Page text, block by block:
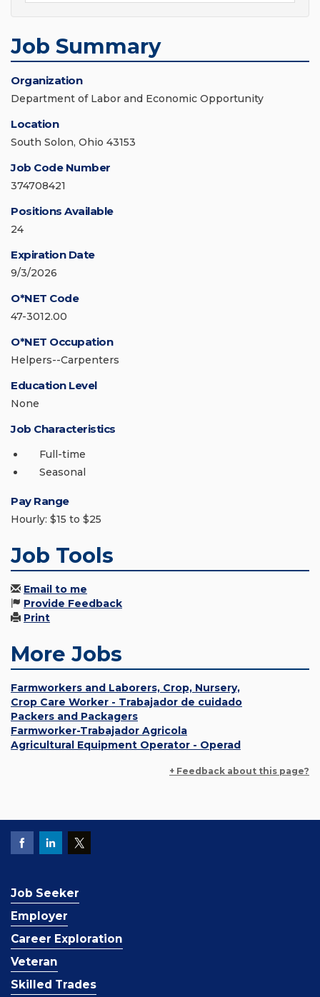
Job Summary
Organization
Department of Labor and Economic Opportunity
Location
South Solon, Ohio 43153
Job Code Number
374708421
Positions Available
24
Expiration Date
9/3/2026
O*NET Code
47-3012.00
O*NET Occupation
Helpers--Carpenters
Education Level
None
Job Characteristics
Full-time
Seasonal
Pay Range
Hourly: $15 to $25
Job Tools
Email to me
Provide Feedback
Print
More Jobs
Farmworkers and Laborers, Crop, Nursery,
Crop Care Worker - Trabajador de cuidado
Packers and Packagers
Farmworker-Trabajador Agricola
Agricultural Equipment Operator - Operad
+ Feedback about this page?
Job Seeker
Employer
Career Exploration
Veteran
Skilled Trades